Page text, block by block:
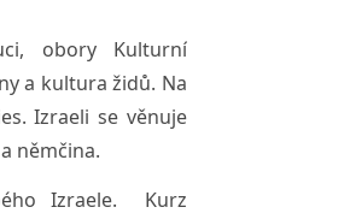
obory Kulturní
a kultura židů. Na
Izraeli se věnuje
němčina.
Izraele.
Kurz